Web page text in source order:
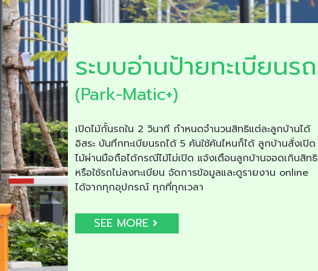
ระบบอ่านป้ายทะเบียนรถ
(Park-Matic+)
เปิดไม้กั้นรถใน 2 วินาที กำหนดจำนวนสิทธิแต่ละลูกบ้านได้
อิสระ บันทึกทะเบียนรถได้ 5 คันใช้คันไหนก็ได้ ลูกบ้านสั่งเปิด
ไม้ผ่านมือถือได้กรณีไม้ไม่เปิด แจ้งเตือนลูกบ้านจอดเกินสิทธิ
หรือใช้รถไม่ลงทะเบียน จัดการข้อมูลและดูรายงาน online
ได้จากทุกอุปกรณ์ ทุกที่ทุกเวลา
SEE MORE